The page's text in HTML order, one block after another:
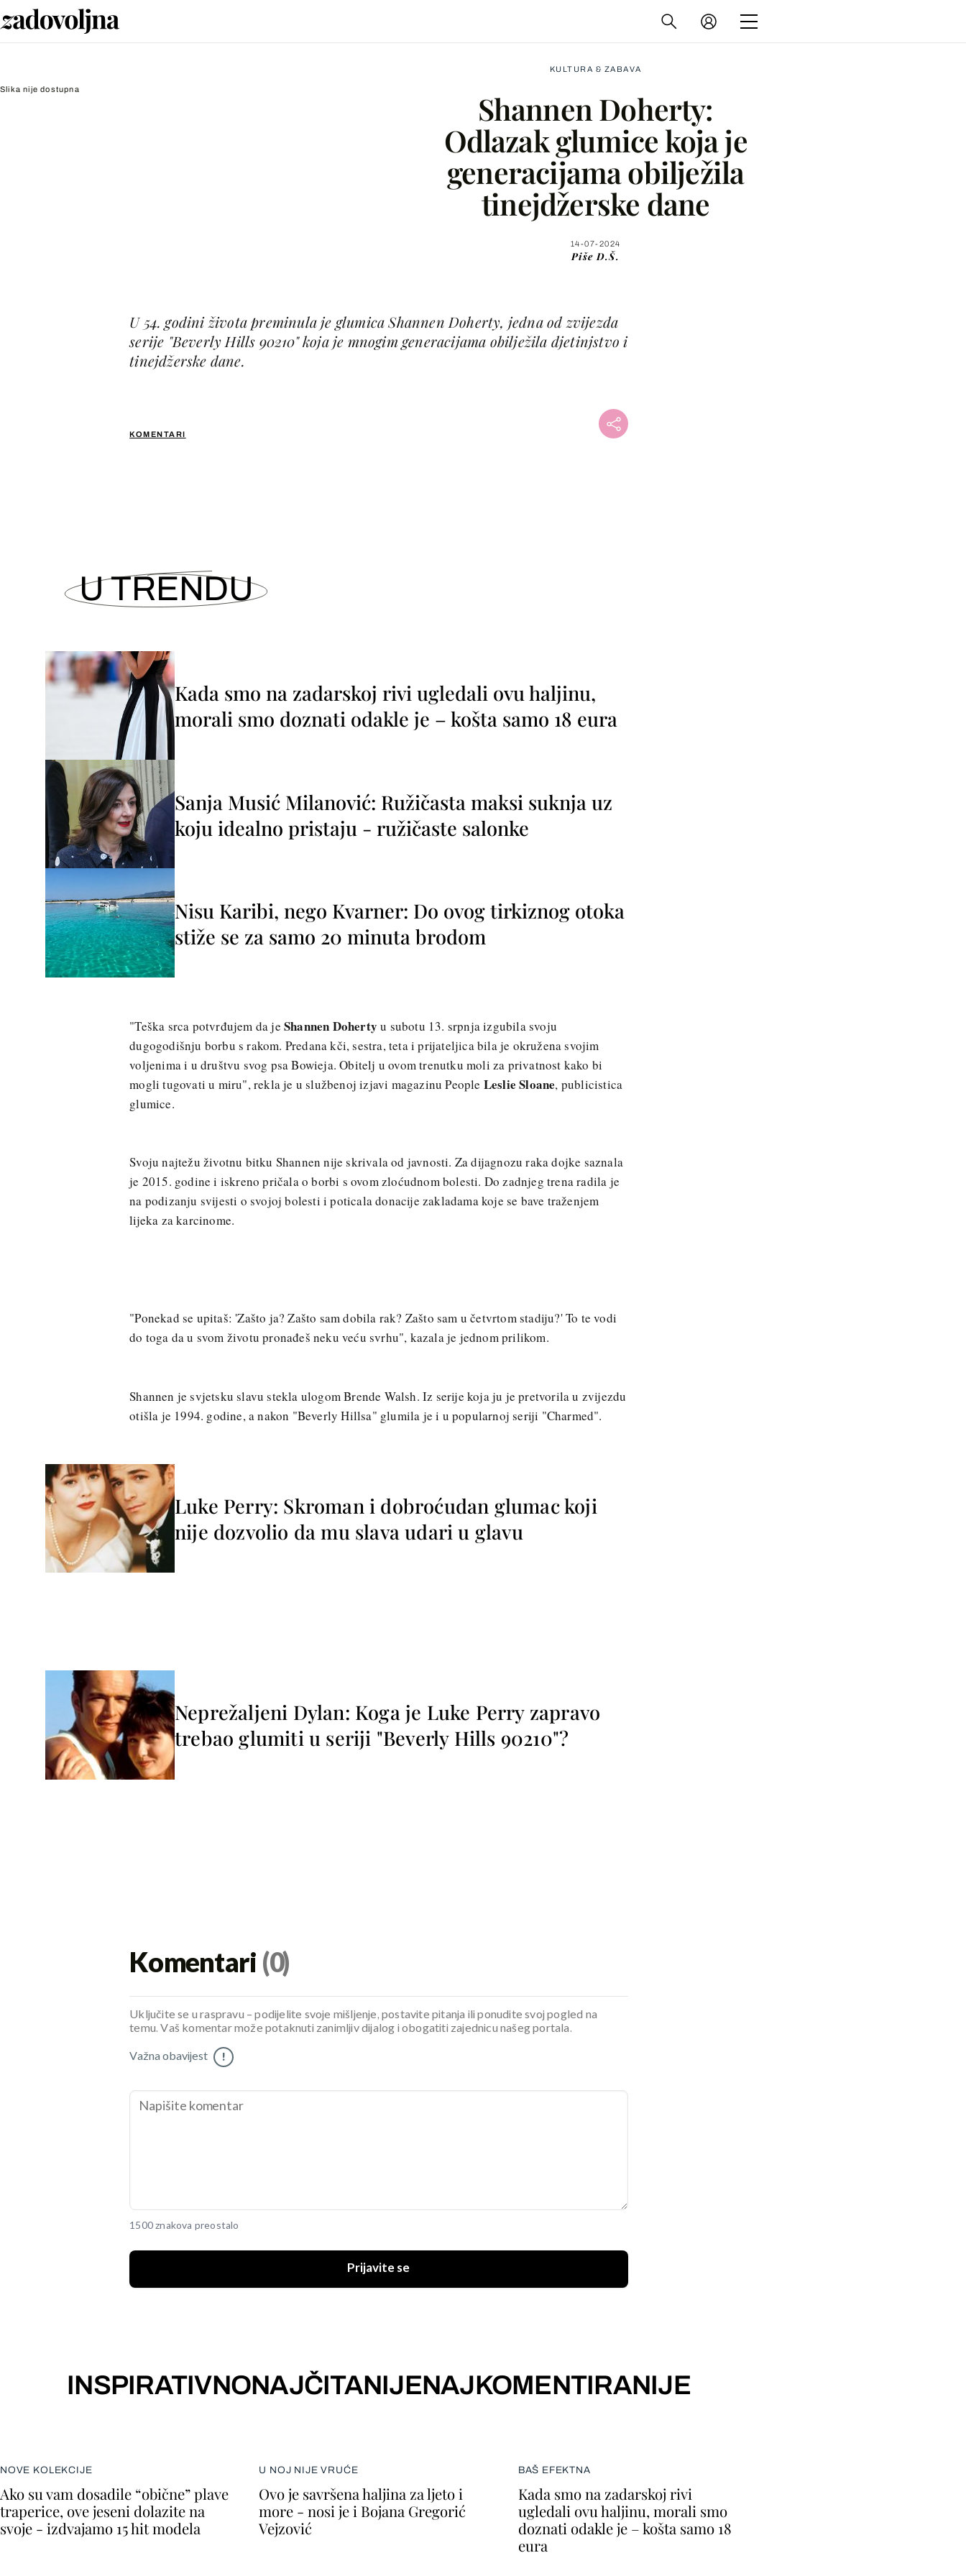
Slika nije dostupna
KULTURA & ZABAVA
Shannen Doherty:
Odlazak glumice koja je
generacijama obilježila
tinejdžerske dane
14-07-2024
Piše D.Š.
KOMENTARI
U 54. godini života preminula je glumica Shannen Doherty, jedna od zvijezda
serije "Beverly Hills 90210" koja je mnogim generacijama obilježila djetinjstvo i
tinejdžerske dane.
Facebook
U TRENDU
Kada smo na zadarskoj rivi ugledali ovu haljinu,
morali smo doznati odakle je – košta samo 18 eura
Sanja Musić Milanović: Ružičasta maksi suknja uz
koju idealno pristaju - ružičaste salonke
Nisu Karibi, nego Kvarner: Do ovog tirkiznog otoka
stiže se za samo 20 minuta brodom
"Teška srca potvrđujem da je Shannen Doherty u subotu 13. srpnja izgubila svoju
dugogodišnju borbu s rakom. Predana kči, sestra, teta i prijateljica bila je okružena svojim
voljenima i u društvu svog psa Bowieja. Obitelj u ovom trenutku moli za privatnost kako bi
mogli tugovati u miru", rekla je u službenoj izjavi magazinu People Leslie Sloane, publicistica
glumice.
Svoju najtežu životnu bitku Shannen nije skrivala od javnosti. Za dijagnozu raka dojke saznala
je 2015. godine i iskreno pričala o borbi s ovom zloćudnom bolesti. Do zadnjeg trena radila je
na podizanju svijesti o svojoj bolesti i poticala donacije zakladama koje se bave traženjem
lijeka za karcinome.
"Ponekad se upitaš: 'Zašto ja? Zašto sam dobila rak? Zašto sam u četvrtom stadiju?' To te vodi
do toga da u svom životu pronađeš neku veću svrhu", kazala je jednom prilikom.
Shannen je svjetsku slavu stekla ulogom Brende Walsh. Iz serije koja ju je pretvorila u zvijezdu
otišla je 1994. godine, a nakon "Beverly Hillsa" glumila je i u popularnoj seriji "Charmed".
Luke Perry: Skroman i dobroćudan glumac koji
nije dozvolio da mu slava udari u glavu
Neprežaljeni Dylan: Koga je Luke Perry zapravo
trebao glumiti u seriji "Beverly Hills 90210"?
Komentari (0)
Uključite se u raspravu – podijelite svoje mišljenje, postavite pitanja ili ponudite svoj pogled na
temu. Vaš komentar može potaknuti zanimljiv dijalog i obogatiti zajednicu našeg portala.
Važna obavijest !
1500 znakova preostalo
Prijavite se
INSPIRATIVNONAJČITANIJENAJKOMENTIRANIJE
NOVE KOLEKCIJE
Ako su vam dosadile “obične” plave
traperice, ove jeseni dolazite na
svoje - izdvajamo 15 hit modela
U NOJ NIJE VRUĆE
Ovo je savršena haljina za ljeto i
more - nosi je i Bojana Gregorić
Vejzović
BAŠ EFEKTNA
Kada smo na zadarskoj rivi
ugledali ovu haljinu, morali smo
doznati odakle je – košta samo 18
eura